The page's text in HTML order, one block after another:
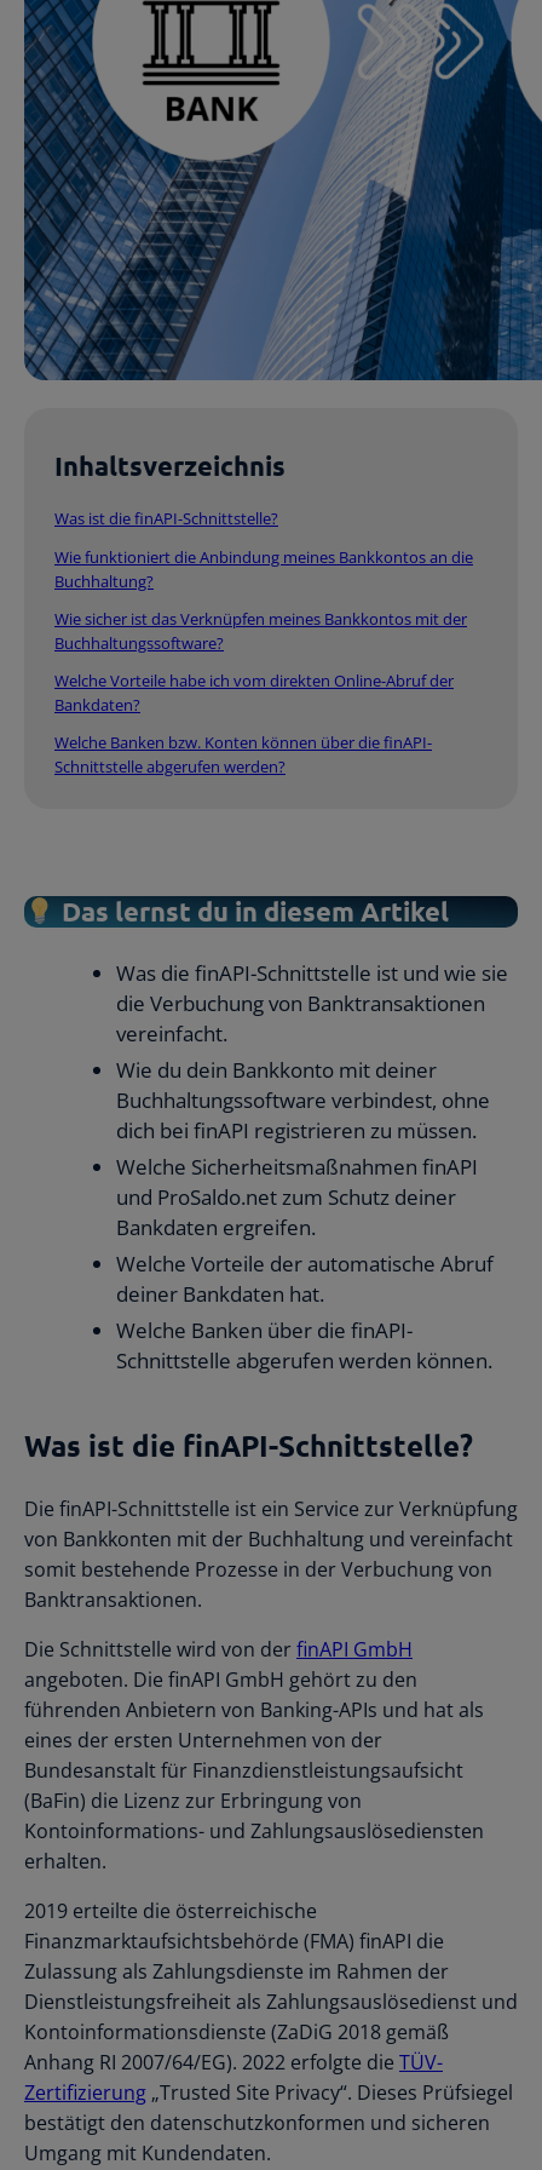
Hilfe beim Aufsetzen der Buchhaltung
Inhaltsverzeichnis
Was ist die finAPI-Schnittstelle?
Wie funktioniert die Anbindung meines Bankkontos an die
Buchhaltung?
Wie sicher ist das Verknüpfen meines Bankkontos mit der
Buchhaltungssoftware?
Welche Vorteile habe ich vom direkten Online-Abruf der
Bankdaten?
Welche Banken bzw. Konten können über die finAPI-
Schnittstelle abgerufen werden?
Das lernst du in diesem Artikel
Was die finAPI-Schnittstelle ist und wie sie
die Verbuchung von Banktransaktionen
vereinfacht.
Wie du dein Bankkonto mit deiner
Buchhaltungssoftware verbindest, ohne
dich bei finAPI registrieren zu müssen.
Welche Sicherheitsmaßnahmen finAPI
und ProSaldo.net zum Schutz deiner
Bankdaten ergreifen.
Welche Vorteile der automatische Abruf
deiner Bankdaten hat.
Welche Banken über die finAPI-
Schnittstelle abgerufen werden können.
Was ist die finAPI-Schnittstelle?
Die finAPI-Schnittstelle ist ein Service zur Verknüpfung
von Bankkonten mit der Buchhaltung und vereinfacht
somit bestehende Prozesse in der Verbuchung von
Banktransaktionen.
Die Schnittstelle wird von derfinAPI GmbH
angeboten. Die finAPI GmbH gehört zu den
führenden Anbietern von Banking-APIs und hat als
eines der ersten Unternehmen von der
Bundesanstalt für Finanzdienstleistungsaufsicht
(BaFin) die Lizenz zur Erbringung von
Kontoinformations- und Zahlungsauslösediensten
erhalten.
2019 erteilte die österreichische
Finanzmarktaufsichtsbehörde (FMA) finAPI die
Zulassung als Zahlungsdienste im Rahmen der
Dienstleistungsfreiheit als Zahlungsauslösedienst und
Kontoinformationsdienste (ZaDiG 2018 gemäß
Anhang RI 2007/64/EG). 2022 erfolgte die TÜV-
Zertifizierung „Trusted Site Privacy“. Dieses Prüfsiegel
bestätigt den datenschutzkonformen und sicheren
Umgang mit Kundendaten.